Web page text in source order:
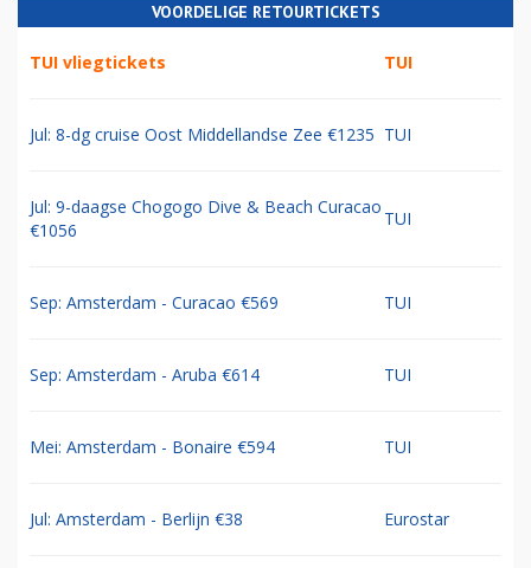
VOORDELIGE RETOURTICKETS
TUI vliegtickets TUI
Jul: 8-dg cruise Oost Middellandse Zee €1235 TUI
Jul: 9-daagse Chogogo Dive & Beach Curacao
€1056
TUI
Sep: Amsterdam - Curacao €569 TUI
Sep: Amsterdam - Aruba €614 TUI
Mei: Amsterdam - Bonaire €594 TUI
Jul: Amsterdam - Berlijn €38 Eurostar